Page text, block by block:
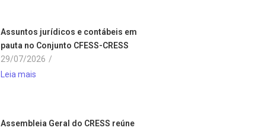
Assuntos jurídicos e contábeis em
pauta no Conjunto CFESS-CRESS
29/07/2026 /
Leia mais
Assembleia Geral do CRESS reúne